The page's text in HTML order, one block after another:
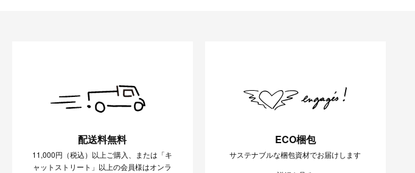
配送料無料
11,000円（税込）以上ご購入、または「キ
ャットストリート」以上の会員様はオンラ
ECO梱包
サステナブルな梱包資材でお届けします